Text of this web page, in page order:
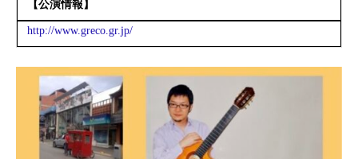
【公演情報】
http://www.greco.gr.jp/